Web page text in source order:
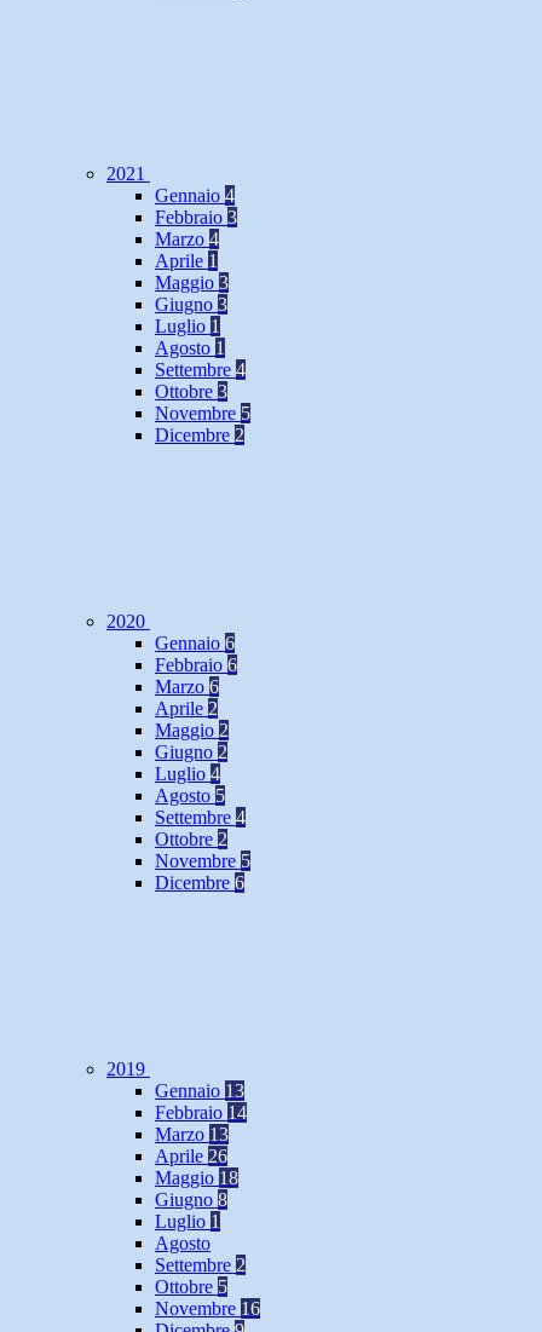
2021
Gennaio 4
Febbraio 3
Marzo 4
Aprile 1
Maggio 3
Giugno 3
Luglio 1
Agosto 1
Settembre 4
Ottobre 3
Novembre 5
Dicembre 2
2020
Gennaio 6
Febbraio 6
Marzo 6
Aprile 2
Maggio 2
Giugno 2
Luglio 4
Agosto 5
Settembre 4
Ottobre 2
Novembre 5
Dicembre 6
2019
Gennaio 13
Febbraio 14
Marzo 13
Aprile 26
Maggio 18
Giugno 8
Luglio 1
Agosto
Settembre 2
Ottobre 5
Novembre 16